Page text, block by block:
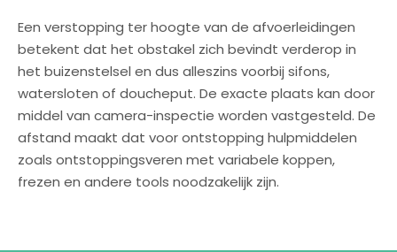
Een verstopping ter hoogte van de afvoerleidingen
betekent dat het obstakel zich bevindt verderop in
het buizenstelsel en dus alleszins voorbij sifons,
watersloten of doucheput. De exacte plaats kan door
middel van camera-inspectie worden vastgesteld. De
afstand maakt dat voor ontstopping hulpmiddelen
zoals ontstoppingsveren met variabele koppen,
frezen en andere tools noodzakelijk zijn.